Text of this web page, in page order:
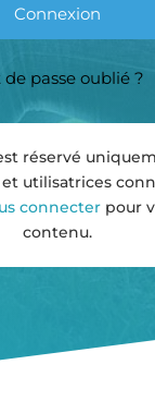
de passe oublié ?
réservé
utilisatrices
connecter pour
contenu.